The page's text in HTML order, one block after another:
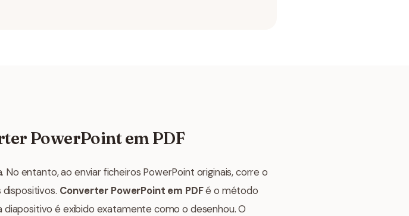
PowerPoint em PDF
entanto, ao enviar ficheiros PowerPoint originais, corre o
Converter PowerPoint em PDFé o método
é exibido exatamente como o desenhou. O